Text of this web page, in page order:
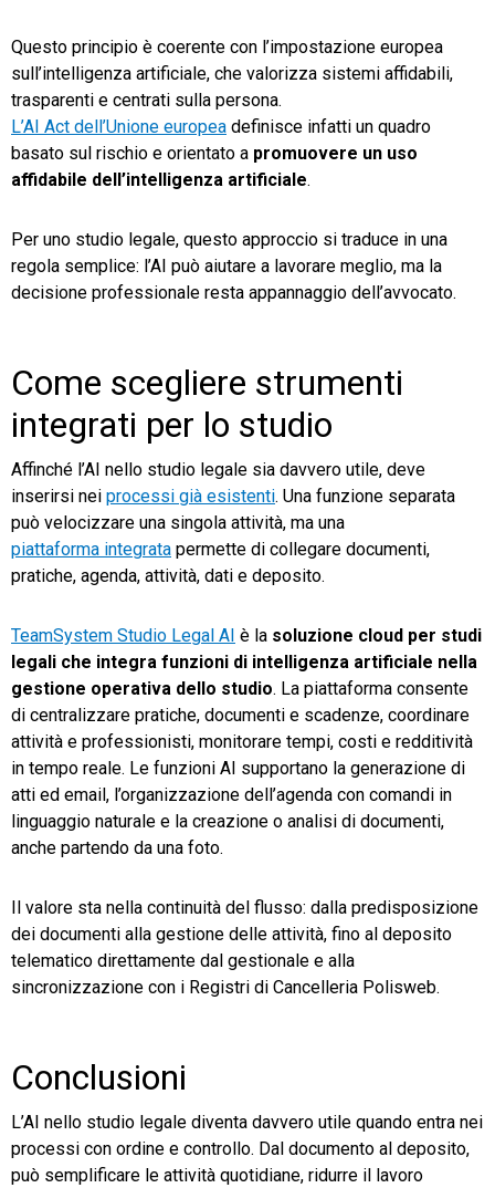
Questo principio è coerente con l’impostazione europea
sull’intelligenza artificiale, che valorizza sistemi affidabili,
trasparenti e centrati sulla persona.
L’AI Act dell’Unione europea definisce infatti un quadro
basato sul rischio e orientato a promuovere un uso
affidabile dell’intelligenza artificiale.
Per uno studio legale, questo approccio si traduce in una
regola semplice: l’AI può aiutare a lavorare meglio, ma la
decisione professionale resta appannaggio dell’avvocato.
Come scegliere strumenti
integrati per lo studio
Affinché l’AI nello studio legale sia davvero utile, deve
inserirsi nei processi già esistenti. Una funzione separata
può velocizzare una singola attività, ma una
piattaforma integrata permette di collegare documenti,
pratiche, agenda, attività, dati e deposito.
TeamSystem Studio Legal AI è la soluzione cloud per studi
legali che integra funzioni di intelligenza artificiale nella
gestione operativa dello studio. La piattaforma consente
di centralizzare pratiche, documenti e scadenze, coordinare
attività e professionisti, monitorare tempi, costi e redditività
in tempo reale. Le funzioni AI supportano la generazione di
atti ed email, l’organizzazione dell’agenda con comandi in
linguaggio naturale e la creazione o analisi di documenti,
anche partendo da una foto.
Il valore sta nella continuità del flusso: dalla predisposizione
dei documenti alla gestione delle attività, fino al deposito
telematico direttamente dal gestionale e alla
sincronizzazione con i Registri di Cancelleria Polisweb.
Conclusioni
L’AI nello studio legale diventa davvero utile quando entra nei
processi con ordine e controllo. Dal documento al deposito,
può semplificare le attività quotidiane, ridurre il lavoro